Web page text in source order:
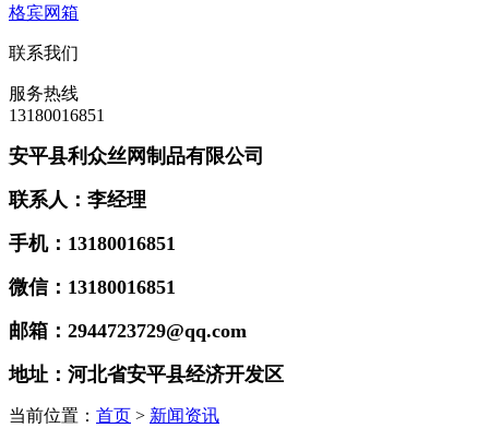
格宾网箱
联系我们
服务热线
13180016851
安平县利众丝网制品有限公司
联系人：李经理
手机：13180016851
微信：13180016851
邮箱：2944723729@qq.com
地址：河北省安平县经济开发区
当前位置： 首页 > 新闻资讯